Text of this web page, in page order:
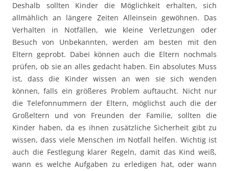
Deshalb sollten Kinder die Möglichkeit erhalten, sich
allmählich an längere Zeiten Alleinsein gewöhnen. Das
Verhalten in Notfällen, wie kleine Verletzungen oder
Besuch von Unbekannten, werden am besten mit den
Eltern geprobt. Dabei können auch die Eltern nochmals
prüfen, ob sie an alles gedacht haben. Ein absolutes Muss
ist, dass die Kinder wissen an wen sie sich wenden
können, falls ein größeres Problem auftaucht. Nicht nur
die Telefonnummern der Eltern, möglichst auch die der
Großeltern und von Freunden der Familie, sollten die
Kinder haben, da es ihnen zusätzliche Sicherheit gibt zu
wissen, dass viele Menschen im Notfall helfen. Wichtig ist
auch die Festlegung klarer Regeln, damit das Kind weiß,
wann es welche Aufgaben zu erledigen hat, oder wann